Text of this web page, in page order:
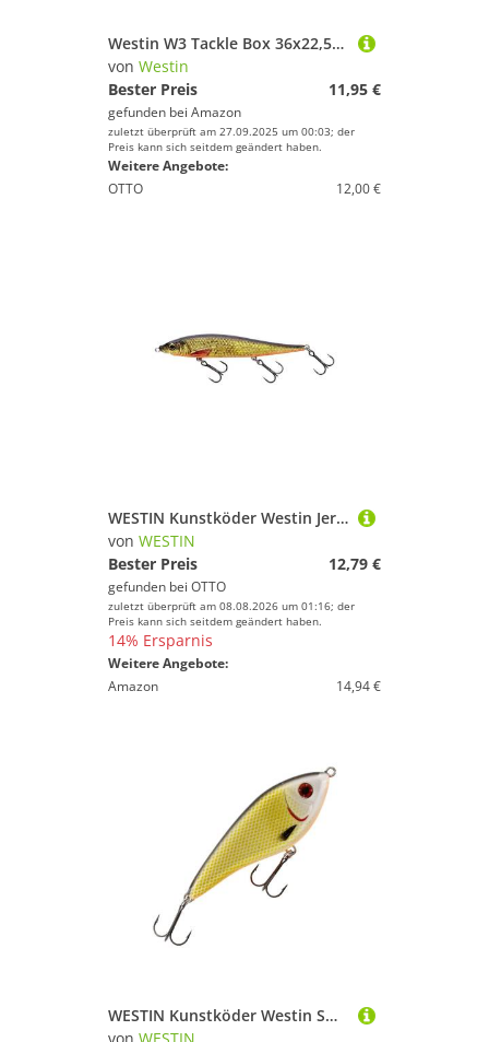
Westin W3 Tackle Box 36x22,5x4,8cm - Köderbox zum Spinnfischen, Angelbox für Köder, Tacklebox für Gummiköder & Wobbler
von Westin
Bester Preis
11,95 €
gefunden bei Amazon
zuletzt überprüft am 27.09.2025 um 00:03; der
Preis kann sich seitdem geändert haben.
Weitere Angebote:
OTTO
12,00 €
WESTIN Kunstköder Westin JerkBite SR Jerkbait 11cm
von WESTIN
Bester Preis
12,79 €
gefunden bei OTTO
zuletzt überprüft am 08.08.2026 um 01:16; der
Preis kann sich seitdem geändert haben.
14% Ersparnis
Weitere Angebote:
Amazon
14,94 €
WESTIN Kunstköder Westin Swim 10cm 34g Sinking - Jerkbait